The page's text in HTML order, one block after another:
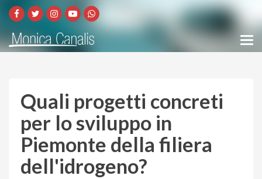
Quali progetti concreti
per lo sviluppo in
Piemonte della filiera
dell'idrogeno?